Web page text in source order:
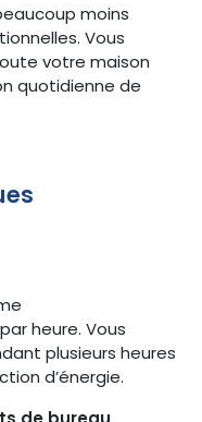
moins
Vous
votre maison
quotidienne de
heure. Vous
plusieurs heures
d’énergie.